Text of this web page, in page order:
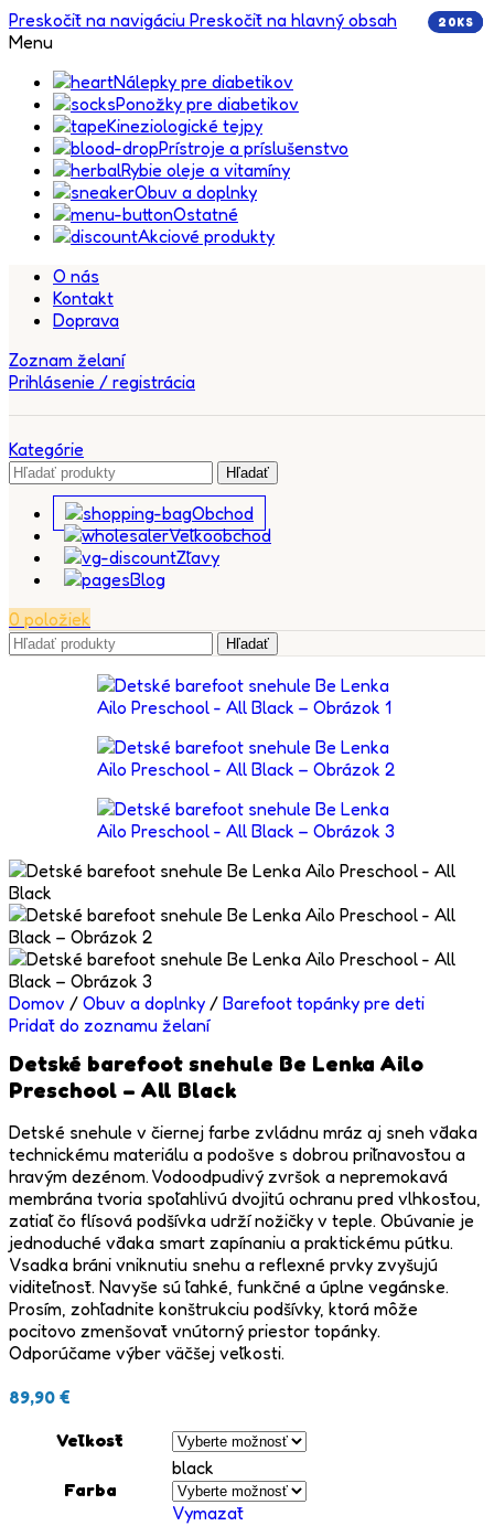
Preskočiť na navigáciu Preskočiť na hlavný obsah
Menu
Nálepky pre diabetikov
Ponožky pre diabetikov
Kineziologické tejpy
Prístroje a príslušenstvo
Rybie oleje a vitamíny
Obuv a doplnky
Ostatné
Akciové produkty
O nás
Kontakt
Doprava
Zoznam želaní
Prihlásenie / registrácia
Kategórie
Hľadať
Obchod
Veľkoobchod
Zľavy
Blog
0 položiek
Hľadať
Domov / Obuv a doplnky / Barefoot topánky pre deti
Pridať do zoznamu želaní
Detské barefoot snehule Be Lenka Ailo
Preschool – All Black
Detské snehule v čiernej farbe zvládnu mráz aj sneh vďaka
technickému materiálu a podošve s dobrou priľnavosťou a
hravým dezénom. Vodoodpudivý zvršok a nepremokavá
membrána tvoria spoľahlivú dvojitú ochranu pred vlhkosťou,
zatiaľ čo flísová podšívka udrží nožičky v teple. Obúvanie je
jednoduché vďaka smart zapínaniu a praktickému pútku.
Vsadka bráni vniknutiu snehu a reflexné prvky zvyšujú
viditeľnosť. Navyše sú ľahké, funkčné a úplne vegánske.
Prosím, zohľadnite konštrukciu podšívky, ktorá môže
pocitovo zmenšovať vnútorný priestor topánky.
Odporúčame výber väčšej veľkosti.
89,90 €
Veľkosť
Farba
black
Vymazať
5KS
5KS
5KS
20KS